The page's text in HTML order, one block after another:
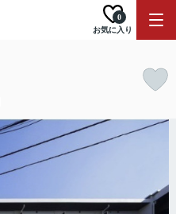
お気に入り
0